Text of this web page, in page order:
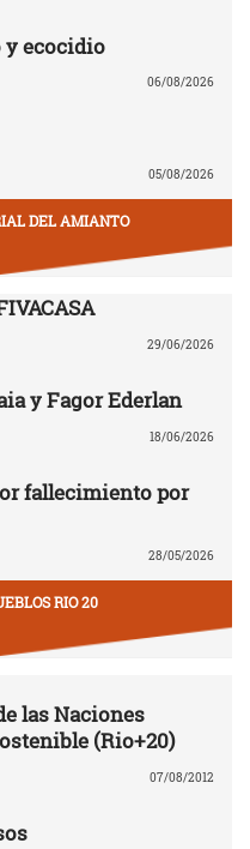
y ecocidio
06/08/2026
05/08/2026
DEL AMIANTO
29/06/2026
y Fagor Ederlan
18/06/2026
fallecimiento por
28/05/2026
RIO 20
las Naciones
(Rio+20)
07/08/2012